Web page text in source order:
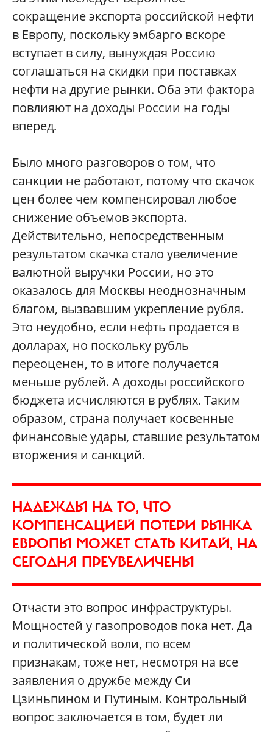
сокращение экспорта российской нефти
в Европу, поскольку эмбарго вскоре
вступает в силу, вынуждая Россию
соглашаться на скидки при поставках
нефти на другие рынки. Оба эти фактора
повлияют на доходы России на годы
вперед.
Было много разговоров о том, что
санкции не работают, потому что скачок
цен более чем компенсировал любое
снижение объемов экспорта.
Действительно, непосредственным
результатом скачка стало увеличение
валютной выручки России, но это
оказалось для Москвы неоднозначным
благом, вызвавшим укрепление рубля.
Это неудобно, если нефть продается в
долларах, но поскольку рубль
переоценен, то в итоге получается
меньше рублей. А доходы российского
бюджета исчисляются в рублях. Таким
образом, страна получает косвенные
финансовые удары, ставшие результатом
вторжения и санкций.
НАДЕЖДЫ НА ТО, ЧТО
КОМПЕНСАЦИЕЙ ПОТЕРИ РЫНКА
ЕВРОПЫ МОЖЕТ СТАТЬ КИТАЙ, НА
СЕГОДНЯ ПРЕУВЕЛИЧЕНЫ
Отчасти это вопрос инфраструктуры.
Мощностей у газопроводов пока нет. Да
и политической воли, по всем
признакам, тоже нет, несмотря на все
заявления о дружбе между Си
Цзиньпином и Путиным. Контрольный
вопрос заключается в том, будет ли